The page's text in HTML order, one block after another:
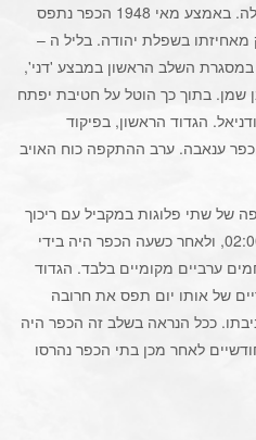
המצוי כ- 7 ק"מ מדרום מזרח לרמלה. באמצע מאי 1948 הכפר נתפס
מאחיזתו בשפלת יהודה. בליל ה –
במסגרת השלב הראשון במבצע 'דני',
שמן. בתוך כך הוטל על חטיבת יפתח
הגדוד הראשון, בפיקוד
ענאבה. ערב ההתקפה כוח האויב
של שתי פלוגות במקביל עם ריכוך
ארטילרי. ההתקפה החלה בשעה 02:00, ולאחר כשעה הכפר היה בידי
שבכפר היו כ-60 לוחמים ערביים מקומיים בלבד. הגדוד
של אותו יום תפס את חרובה
ככל הנראה בשלב זה הכפר היה
לאחר מכן בתי הכפר נהרסו